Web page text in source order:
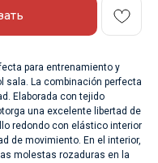
para entrenamiento y
sala. La combinación perfecta
Elaborada con tejido
una excelente libertad de
redondo con elástico interior
de movimiento. En el interior,
molestas rozaduras en la